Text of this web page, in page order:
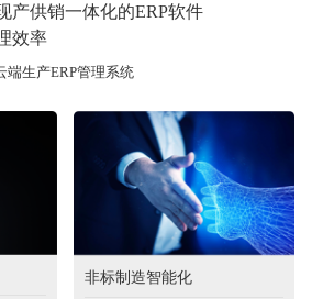
产供销一体化的ERP软件
效率
端生产ERP管理系统
非标制造智能化